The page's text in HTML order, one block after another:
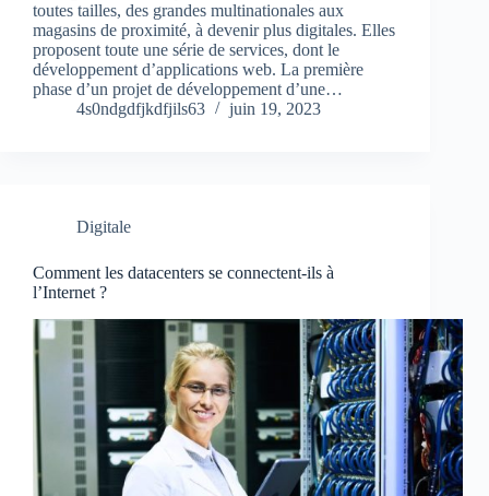
toutes tailles, des grandes multinationales aux
magasins de proximité, à devenir plus digitales. Elles
proposent toute une série de services, dont le
développement d’applications web. La première
phase d’un projet de développement d’une…
4s0ndgdfjkdfjils63
juin 19, 2023
Digitale
Comment les datacenters se connectent-ils à
l’Internet ?